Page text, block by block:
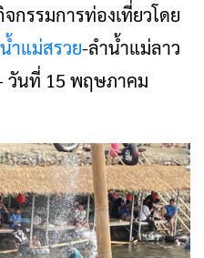
กรรมการท่องเที่ยวโดย
ำแม่สรวย-ลำน้ำแม่ลาว
วันที่ 15 พฤษภาคม